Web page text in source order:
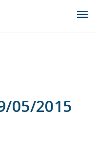
menu
05/2015